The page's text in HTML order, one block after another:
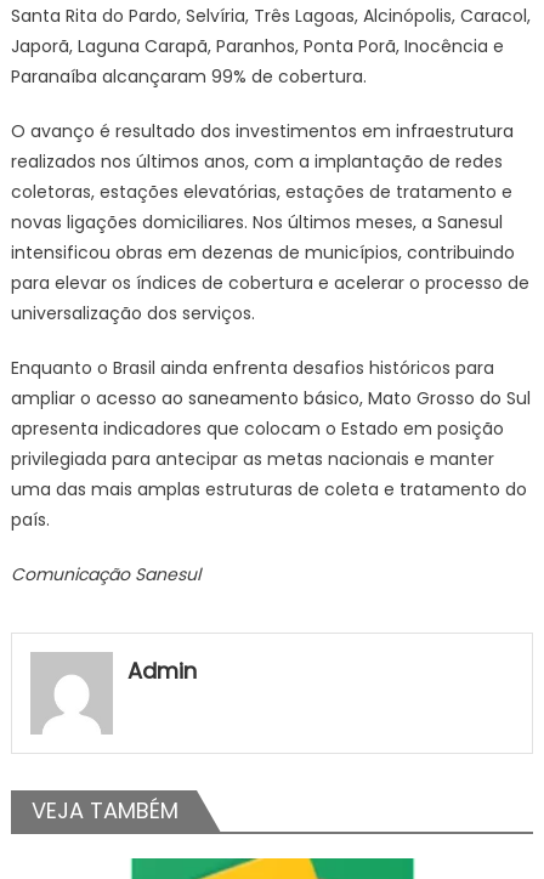
Santa Rita do Pardo, Selvíria, Três Lagoas, Alcinópolis, Caracol,
Japorã, Laguna Carapã, Paranhos, Ponta Porã, Inocência e
Paranaíba alcançaram 99% de cobertura.
O avanço é resultado dos investimentos em infraestrutura
realizados nos últimos anos, com a implantação de redes
coletoras, estações elevatórias, estações de tratamento e
novas ligações domiciliares. Nos últimos meses, a Sanesul
intensificou obras em dezenas de municípios, contribuindo
para elevar os índices de cobertura e acelerar o processo de
universalização dos serviços.
Enquanto o Brasil ainda enfrenta desafios históricos para
ampliar o acesso ao saneamento básico, Mato Grosso do Sul
apresenta indicadores que colocam o Estado em posição
privilegiada para antecipar as metas nacionais e manter
uma das mais amplas estruturas de coleta e tratamento do
país.
Comunicação Sanesul
Admin
VEJA TAMBÉM